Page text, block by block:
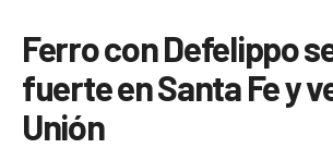
Ferro con Defelippo
fuerte en Santa Fe y
Unión